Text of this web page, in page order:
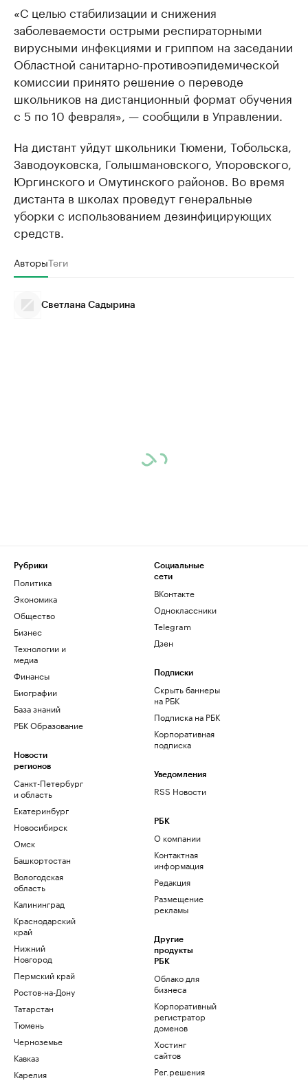
«С целью стабилизации и снижения
заболеваемости острыми респираторными
вирусными инфекциями и гриппом на заседании
Областной санитарно-противоэпидемической
комиссии принято решение о переводе
школьников на дистанционный формат обучения
с 5 по 10 февраля», — сообщили в Управлении.
На дистант уйдут школьники Тюмени, Тобольска,
Заводоуковска, Голышмановского, Упоровского,
Юргинского и Омутинского районов. Во время
дистанта в школах проведут генеральные
уборки с использованием дезинфицирующих
средств.
АвторыТеги
Светлана Садырина
Рубрики
Политика
Экономика
Общество
Бизнес
Технологии и
медиа
Финансы
Биографии
База знаний
РБК Образование
Новости
регионов
Санкт-Петербург
и область
Екатеринбург
Новосибирск
Омск
Башкортостан
Вологодская
область
Калининград
Краснодарский
край
Нижний
Новгород
Пермский край
Ростов-на-Дону
Татарстан
Тюмень
Черноземье
Кавказ
Карелия
Социальные
сети
ВКонтакте
Одноклассники
Telegram
Дзен
Подписки
Скрыть баннеры
на РБК
Подписка на РБК
Корпоративная
подписка
Уведомления
RSS Новости
РБК
О компании
Контактная
информация
Редакция
Размещение
рекламы
Другие
продукты
РБК
Облако для
бизнеса
Корпоративный
регистратор
доменов
Хостинг
сайтов
Рег.решения